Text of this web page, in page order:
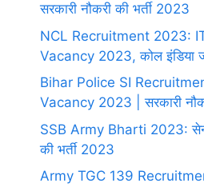
सरकारी नौकरी की भर्ती 2023
NCL Recruitment 2023:
Vacancy 2023, कोल इंडिया
Bihar Police SI
Vacancy 2023 | सरकारी
SSB Army Bharti 2023: सेना
की भर्ती 2023
Army TGC 139